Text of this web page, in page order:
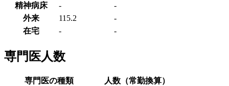
精神病床
-
-
外来
115.2
-
在宅
- -
専門医人数
専門医の種類
人数（常勤換算）